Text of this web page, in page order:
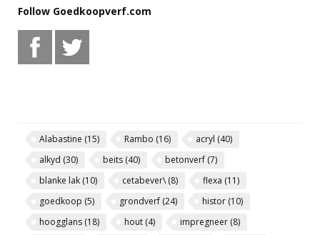
Follow Goedkoopverf.com
Alabastine (15) Rambo (16) acryl (40)
alkyd (30) beits (40) betonverf (7)
blanke lak (10) cetabever\(8) flexa (11)
goedkoop (5) grondverf (24) histor (10)
hoogglans (18) hout (4) impregneer (8)